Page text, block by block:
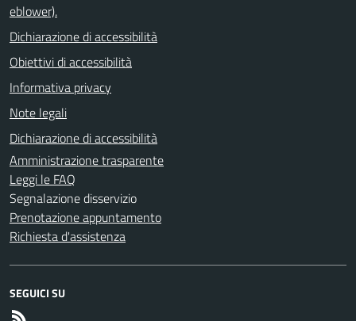
eblower).
Dichiarazione di accessibilità
Obiettivi di accessibilità
Informativa privacy
Note legali
Dichiarazione di accessibilità
Amministrazione trasparente
Leggi le FAQ
Segnalazione disservizio
Prenotazione appuntamento
Richiesta d'assistenza
SEGUICI SU